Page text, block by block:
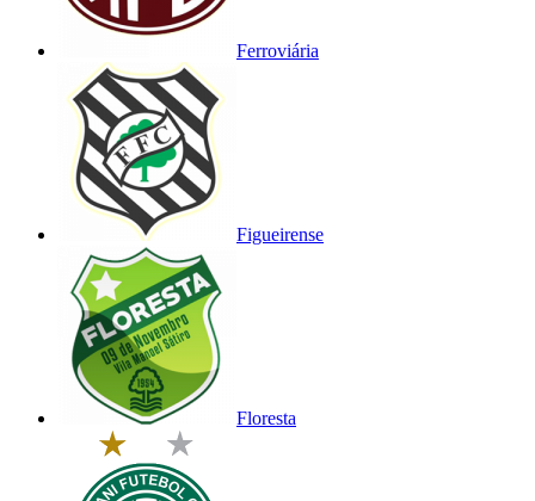
Ferroviária
Figueirense
Floresta